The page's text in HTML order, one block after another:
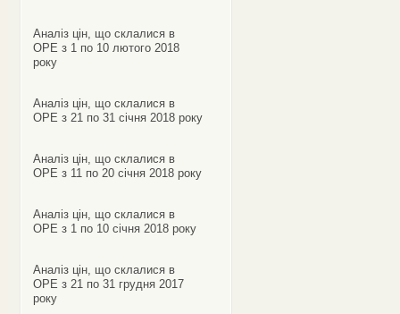
Аналіз цін, що склалися в
ОРЕ з 1 по 10 лютого 2018
року
Аналіз цін, що склалися в
ОРЕ з 21 по 31 січня 2018 року
Аналіз цін, що склалися в
ОРЕ з 11 по 20 січня 2018 року
Аналіз цін, що склалися в
ОРЕ з 1 по 10 січня 2018 року
Аналіз цін, що склалися в
ОРЕ з 21 по 31 грудня 2017
року